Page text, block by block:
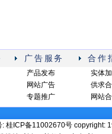
广告服务 合作
产品发布
网站广告
专题推广
实体
供求
网站
桂ICP备11002670号 copyright: